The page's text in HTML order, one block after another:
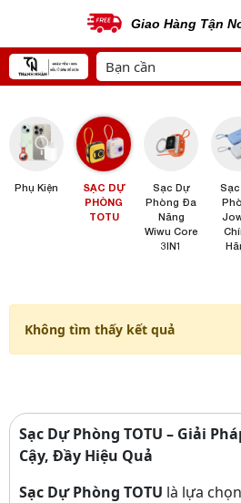
Giao Hàng Tận
Phụ Kiện
SẠC DỰ
PHÒNG
TOTU
Sạc Dự
Phòng Đa
Năng
Wiwu Core
3IN1
Không tìm thấy kết quả
Sạc Dự Phòng TOTU – Giải
Cậy, Đầy Hiệu Quả
Sạc Dự Phòng TOTU là lựa